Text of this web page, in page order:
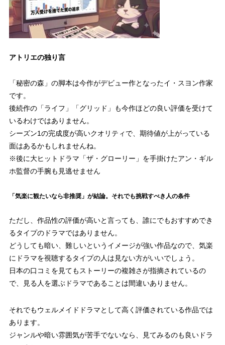
アトリエの独り言
「秘密の森」の脚本は今作がデビュー作となったイ・スヨン作家
です。
後続作の「ライフ」「グリッド」も今作ほどの良い評価を受けて
いるわけではありません。
シーズン1の完成度が高いクオリティで、期待値が上がっている
面はあるかもしれませんね。
※後に大ヒットドラマ「ザ・グローリー」を手掛けたアン・ギル
ホ監督の手腕も見逃せません
「気楽に観たいなら非推奨」が結論。それでも挑戦すべき人の条件
ただし、作品性の評価が高いと言っても、誰にでもおすすめでき
るタイプのドラマではありません。
どうしても暗い、難しいというイメージが強い作品なので、気楽
にドラマを視聴するタイプの人は見ない方がいいでしょう。
日本の口コミを見てもストーリーの複雑さが指摘されているの
で、見る人を選ぶドラマであることは間違いありません。
それでもウェルメイドドラマとして高く評価されている作品では
あります。
ジャンルや暗い雰囲気が苦手でないなら、見てみるのも良いドラ